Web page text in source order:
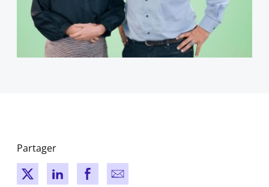
Partager
New windowNew window
New windowNew window